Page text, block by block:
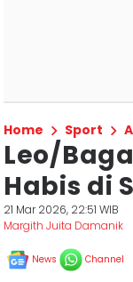
Home Sport
Leo/
Habis di
21 Mar 2026, 22:51 WIB
Margith Juita Damanik
News Channel